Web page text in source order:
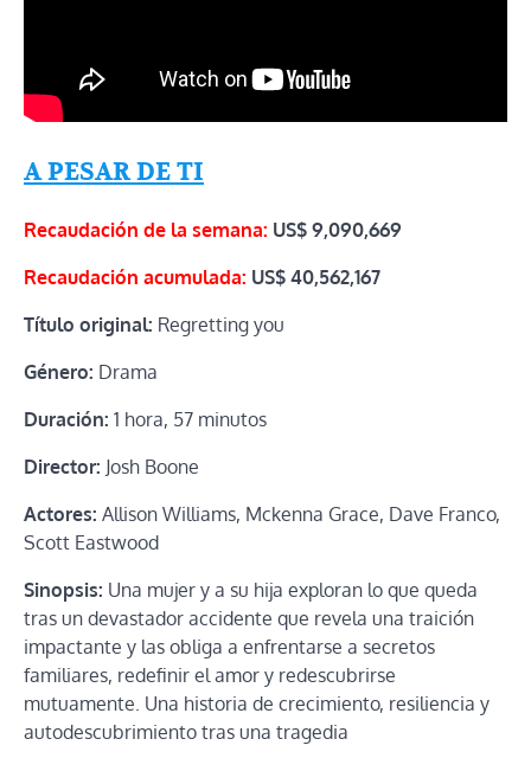
A PESAR DE TI
Recaudación de la semana: US$ 9,090,669
Recaudación acumulada: US$ 40,562,167
Título original: Regretting you
Género: Drama
Duración: 1 hora, 57 minutos
Director: Josh Boone
Actores: Allison Williams, Mckenna Grace, Dave Franco,
Scott Eastwood
Sinopsis: Una mujer y a su hija exploran lo que queda
tras un devastador accidente que revela una traición
impactante y las obliga a enfrentarse a secretos
familiares, redefinir el amor y redescubrirse
mutuamente. Una historia de crecimiento, resiliencia y
autodescubrimiento tras una tragedia